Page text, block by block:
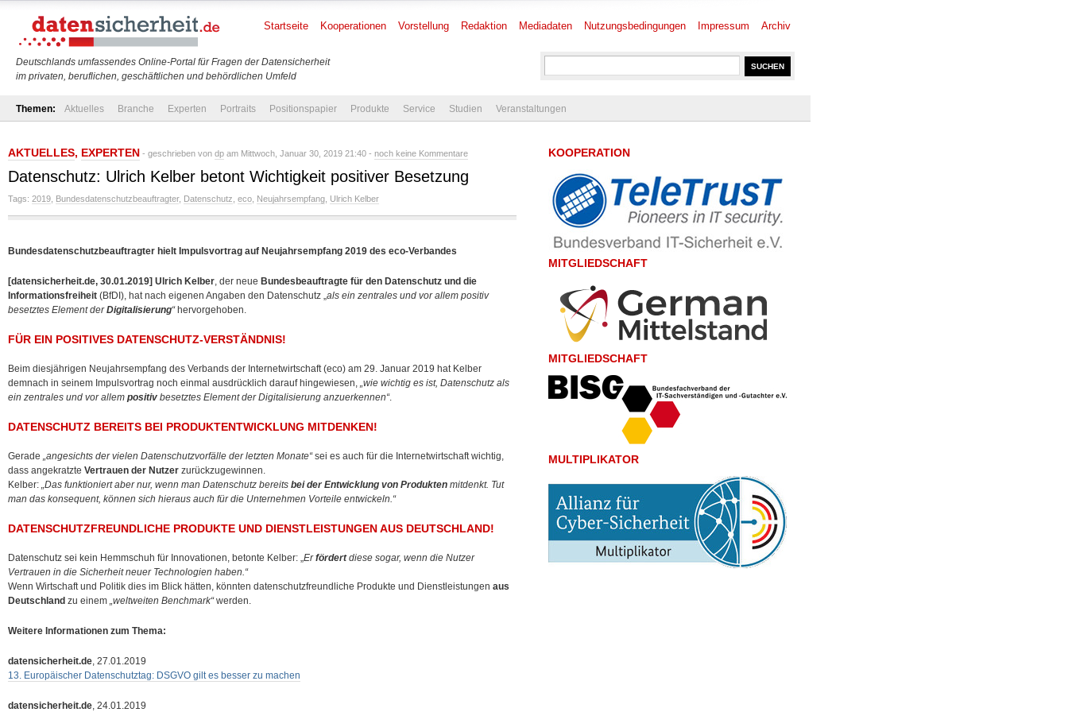
Deutschlands umfassendes Online-Portal für Fragen der Datensicherheit
im privaten, beruflichen, geschäftlichen und behördlichen Umfeld
Startseite Kooperationen Vorstellung Redaktion Mediadaten Nutzungsbedingungen Impressum Archiv
Themen: Aktuelles Branche Experten Portraits Positionspapier Produkte Service Studien Veranstaltungen
AKTUELLES, EXPERTEN - geschrieben von dp am Mittwoch, Januar 30, 2019 21:40 - noch keine Kommentare
Datenschutz: Ulrich Kelber betont Wichtigkeit positiver Besetzung
Tags: 2019 Bundesdatenschutzbeauftragter, Datenschutz eco Neujahrsempfang Ulrich Kelber
Bundesdatenschutzbeauftragter hielt Impulsvortrag auf Neujahrsempfang 2019 des eco-Verbandes
[datensicherheit.de, 30.01.2019] Ulrich Kelber, der neue Bundesbeauftragte für den Datenschutz und die
Informationsfreiheit (BfDI), hat nach eigenen Angaben den Datenschutz „als ein zentrales und vor allem positiv
besetztes Element derDigitalisierung“ hervorgehoben.
FÜR EIN POSITIVES DATENSCHUTZ-VERSTÄNDNIS!
Beim diesjährigen Neujahrsempfang des Verbands der Internetwirtschaft (eco) am 29. Januar 2019 hat Kelber
demnach in seinem Impulsvortrag noch einmal ausdrücklich darauf hingewiesen, „wie wichtig es ist, Datenschutz als
ein zentrales und vor allem positiv besetztes Element der Digitalisierung anzuerkennen“.
DATENSCHUTZ BEREITS BEI PRODUKTENTWICKLUNG MITDENKEN!
Gerade „angesichts der vielen Datenschutzvorfälle der letzten Monate“sei es auch für die Internetwirtschaft wichtig,
dass angekratzte Vertrauen der Nutzer zurückzugewinnen.
Kelber: „Das funktioniert aber nur, wenn man Datenschutz bereits bei der Entwicklung von Produkten mitdenkt. Tut
man das konsequent, können sich hieraus auch für die Unternehmen Vorteile entwickeln.“
DATENSCHUTZFREUNDLICHE PRODUKTE UND DIENSTLEISTUNGEN AUS DEUTSCHLAND!
Datenschutz sei kein Hemmschuh für Innovationen, betonte Kelber: „Erfördertdiese sogar, wenn die Nutzer
Vertrauen in die Sicherheit neuer Technologien haben.“
Wenn Wirtschaft und Politik dies im Blick hätten, könnten datenschutzfreundliche Produkte und Dienstleistungen aus
Deutschland zu einem „weltweiten Benchmark“werden.
Weitere Informationen zum Thema:
datensicherheit.de, 27.01.2019
13. Europäischer Datenschutztag: DSGVO gilt es besser zu machen
datensicherheit.de, 24.01.2019
KOOPERATION
MITGLIEDSCHAFT
MITGLIEDSCHAFT
MULTIPLIKATOR